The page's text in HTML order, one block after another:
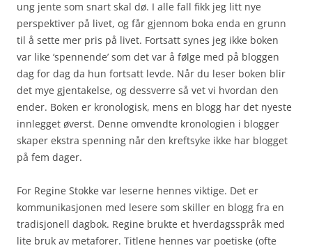
ung jente som snart skal dø. I alle fall fikk jeg litt nye
perspektiver på livet, og får gjennom boka enda en grunn
til å sette mer pris på livet. Fortsatt synes jeg ikke boken
var like ‘spennende’ som det var å følge med på bloggen
dag for dag da hun fortsatt levde. Når du leser boken blir
det mye gjentakelse, og dessverre så vet vi hvordan den
ender. Boken er kronologisk, mens en blogg har det nyeste
innlegget øverst. Denne omvendte kronologien i blogger
skaper ekstra spenning når den kreftsyke ikke har blogget
på fem dager.
For Regine Stokke var leserne hennes viktige. Det er
kommunikasjonen med lesere som skiller en blogg fra en
tradisjonell dagbok. Regine brukte et hverdagsspråk med
lite bruk av metaforer. Titlene hennes var poetiske (ofte